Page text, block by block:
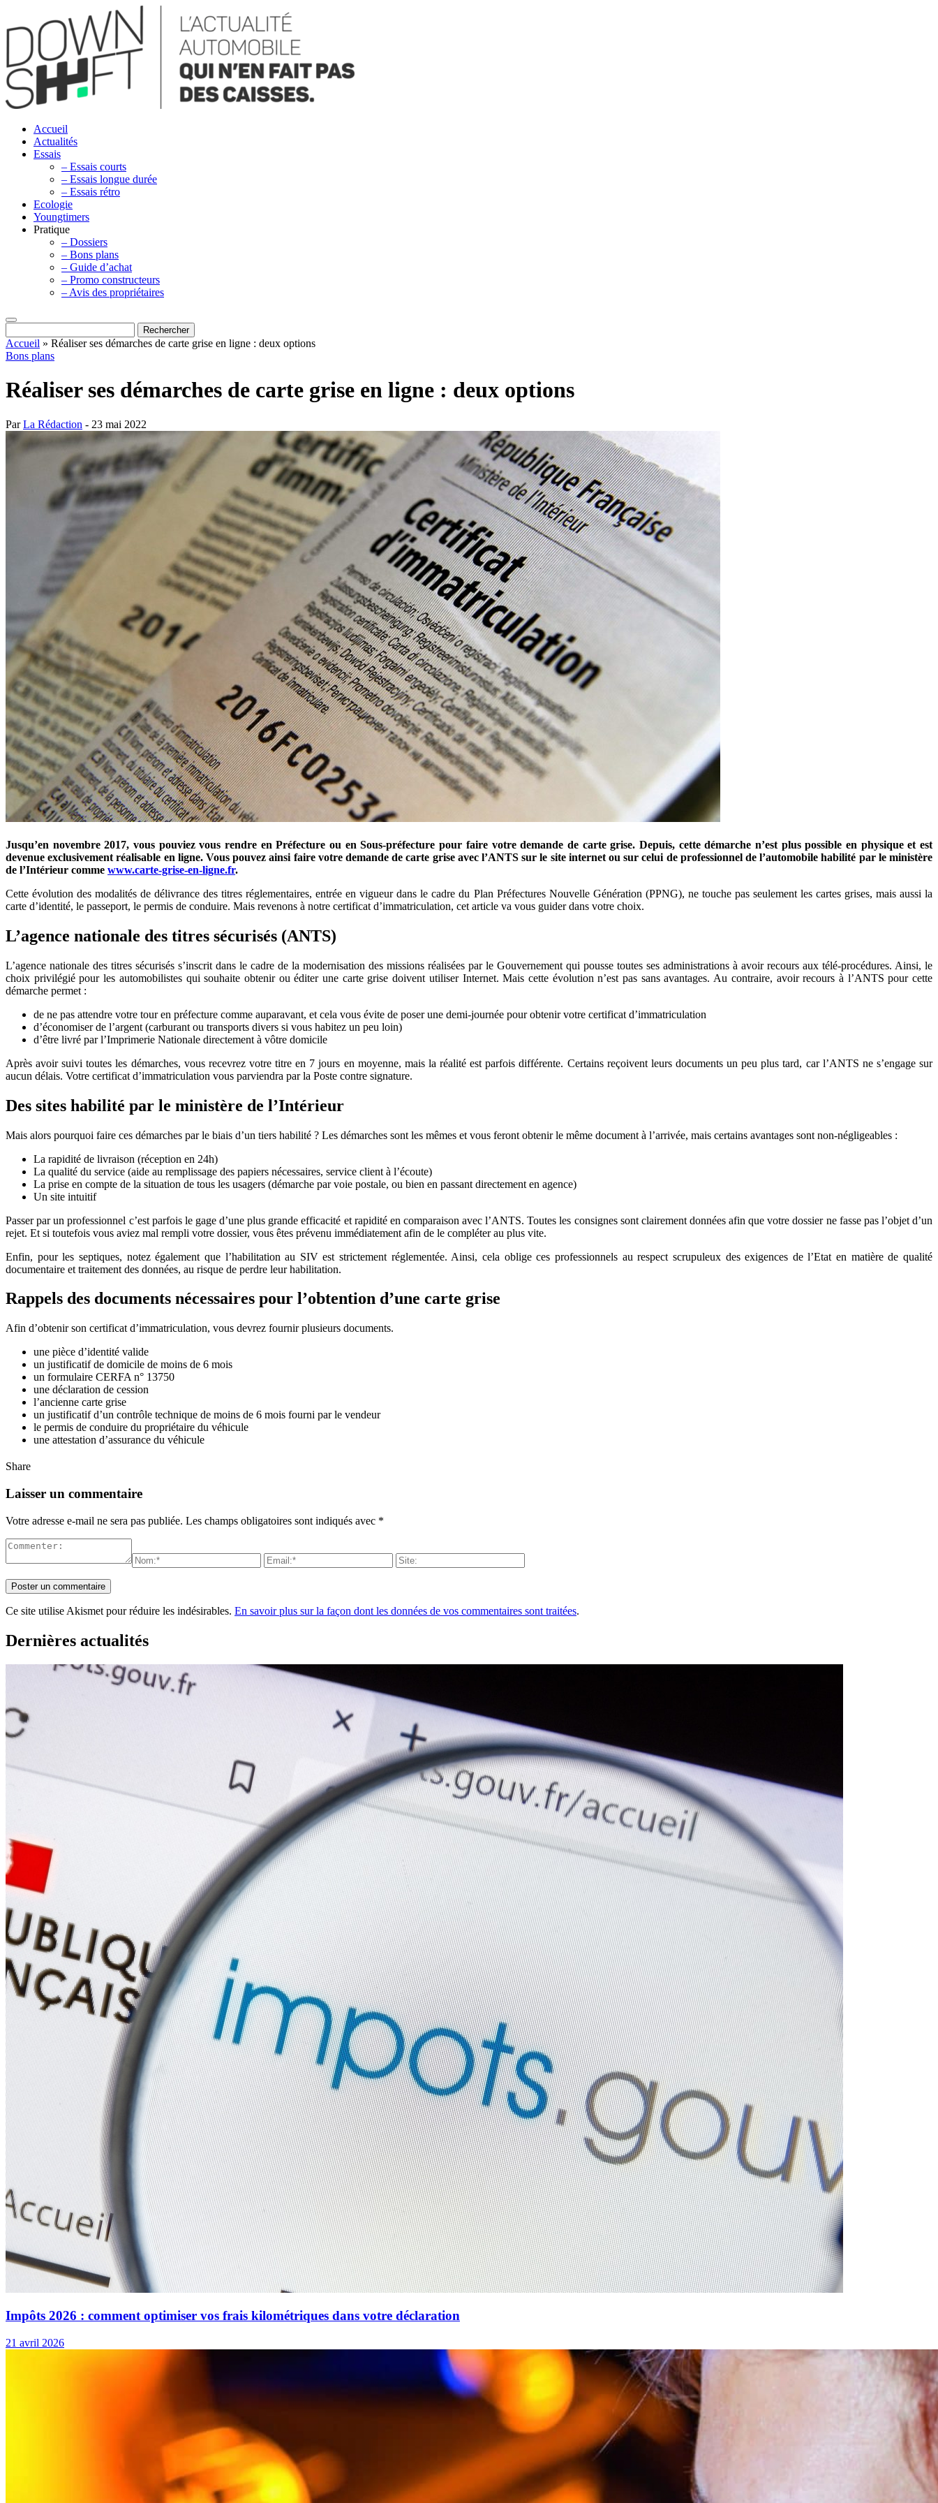
Accueil
Actualités
Essais
– Essais courts
– Essais longue durée
– Essais rétro
Ecologie
Youngtimers
Pratique
– Dossiers
– Bons plans
– Guide d’achat
– Promo constructeurs
– Avis des propriétaires
Accueil » Réaliser ses démarches de carte grise en ligne : deux options
Bons plans
Réaliser ses démarches de carte grise en ligne : deux options
ParLa Rédaction - 23 mai 2022
Jusqu’en novembre 2017, vous pouviez vous rendre en Préfecture ou en Sous-préfecture pour faire votre demande de carte grise. Depuis, cette démarche n’est plus possible en physique et est
devenue exclusivement réalisable en ligne. Vous pouvez ainsi faire votre demande de carte grise avec l’ANTS sur le site internet ou sur celui de professionnel de l’automobile habilité par le ministère
de l’Intérieur comme www.carte-grise-en-ligne.fr.
Cette évolution des modalités de délivrance des titres réglementaires, entrée en vigueur dans le cadre du Plan Préfectures Nouvelle Génération (PPNG), ne touche pas seulement les cartes grises, mais aussi la
carte d’identité, le passeport, le permis de conduire. Mais revenons à notre certificat d’immatriculation, cet article va vous guider dans votre choix.
L’agence nationale des titres sécurisés (ANTS)
L’agence nationale des titres sécurisés s’inscrit dans le cadre de la modernisation des missions réalisées par le Gouvernement qui pousse toutes ses administrations à avoir recours aux télé-procédures. Ainsi, le
choix privilégié pour les automobilistes qui souhaite obtenir ou éditer une carte grise doivent utiliser Internet. Mais cette évolution n’est pas sans avantages. Au contraire, avoir recours à l’ANTS pour cette
démarche permet :
de ne pas attendre votre tour en préfecture comme auparavant, et cela vous évite de poser une demi-journée pour obtenir votre certificat d’immatriculation
d’économiser de l’argent (carburant ou transports divers si vous habitez un peu loin)
d’être livré par l’Imprimerie Nationale directement à vôtre domicile
Après avoir suivi toutes les démarches, vous recevrez votre titre en 7 jours en moyenne, mais la réalité est parfois différente. Certains reçoivent leurs documents un peu plus tard, car l’ANTS ne s’engage sur
aucun délais. Votre certificat d’immatriculation vous parviendra par la Poste contre signature.
Des sites habilité par le ministère de l’Intérieur
Mais alors pourquoi faire ces démarches par le biais d’un tiers habilité ? Les démarches sont les mêmes et vous feront obtenir le même document à l’arrivée, mais certains avantages sont non-négligeables :
La rapidité de livraison (réception en 24h)
La qualité du service (aide au remplissage des papiers nécessaires, service client à l’écoute)
La prise en compte de la situation de tous les usagers (démarche par voie postale, ou bien en passant directement en agence)
Un site intuitif
Passer par un professionnel c’est parfois le gage d’une plus grande efficacité et rapidité en comparaison avec l’ANTS. Toutes les consignes sont clairement données afin que votre dossier ne fasse pas l’objet d’un
rejet. Et si toutefois vous aviez mal rempli votre dossier, vous êtes prévenu immédiatement afin de le compléter au plus vite.
Enfin, pour les septiques, notez également que l’habilitation au SIV est strictement réglementée. Ainsi, cela oblige ces professionnels au respect scrupuleux des exigences de l’Etat en matière de qualité
documentaire et traitement des données, au risque de perdre leur habilitation.
Rappels des documents nécessaires pour l’obtention d’une carte grise
Afin d’obtenir son certificat d’immatriculation, vous devrez fournir plusieurs documents.
une pièce d’identité valide
un justificatif de domicile de moins de 6 mois
un formulaire CERFA n° 13750
une déclaration de cession
l’ancienne carte grise
un justificatif d’un contrôle technique de moins de 6 mois fourni par le vendeur
le permis de conduire du propriétaire du véhicule
une attestation d’assurance du véhicule
Share
Laisser un commentaire
Votre adresse e-mail ne sera pas publiée. Les champs obligatoires sont indiqués avec *
Ce site utilise Akismet pour réduire les indésirables. En savoir plus sur la façon dont les données de vos commentaires sont traitées.
Dernières actualités
Impôts 2026 : comment optimiser vos frais kilométriques dans votre déclaration
21 avril 2026